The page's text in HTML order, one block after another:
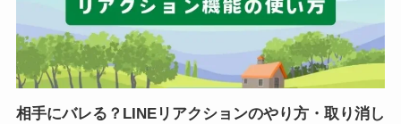
相手にバレる？LINEリアクションのやり方・取り消し